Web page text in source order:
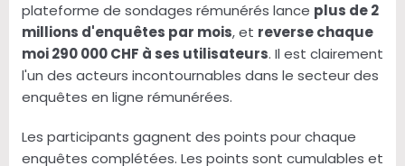
plateforme de sondages rémunérés lance plus de 2
millions d'enquêtes par mois, et reverse chaque
moi 290 000 CHF à ses utilisateurs. Il est clairement
l'un des acteurs incontournables dans le secteur des
enquêtes en ligne rémunérées.
Les participants gagnent des points pour chaque
enquêtes complétées. Les points sont cumulables et